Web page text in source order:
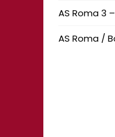
AS Roma 3
AS Roma /